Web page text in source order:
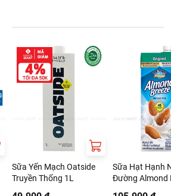
Sữa Yến Mạch Oatside
Truyền Thống 1L
Sữa Hạt Hạnh
Đường Almond